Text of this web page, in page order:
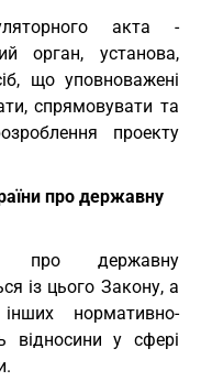
акта -
орган, установа,
що уповноважені
спрямовувати та
проекту
про державну
про державну
із цього Закону, а
нормативно-
відносини у сфері